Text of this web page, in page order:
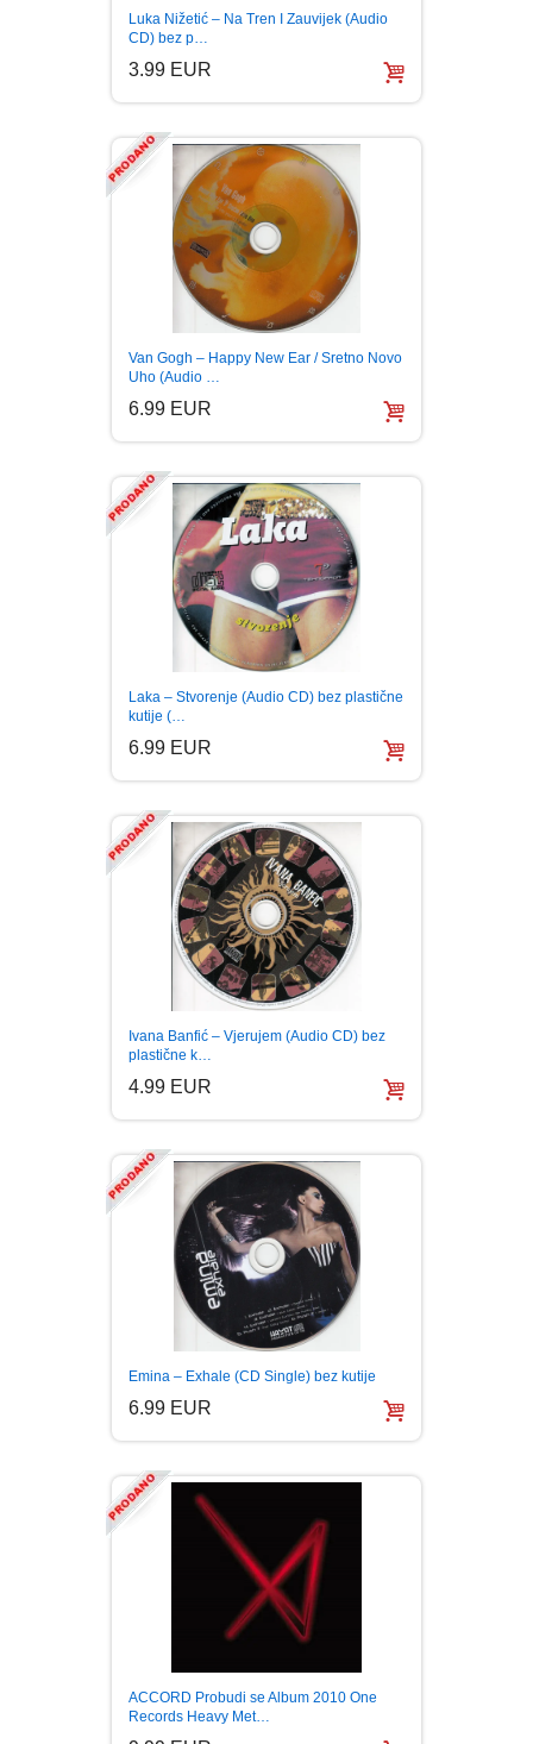
PRIČE
PUBLICISTIKA
PUTOPISI
STRIP
TEORIJE ZAVERE
TINEJDŽ
TRILERI
Luka Nižetić – Na Tren I Zauvijek (Audio
CD) bez p…
3.99 EUR
Van Gogh – Happy New Ear / Sretno Novo
Uho (Audio …
6.99 EUR
Laka – Stvorenje (Audio CD) bez plastične
kutije (…
6.99 EUR
Ivana Banfić – Vjerujem (Audio CD) bez
plastične k…
4.99 EUR
Emina – Exhale (CD Single) bez kutije
6.99 EUR
ACCORD Probudi se Album 2010 One
Records Heavy Met…